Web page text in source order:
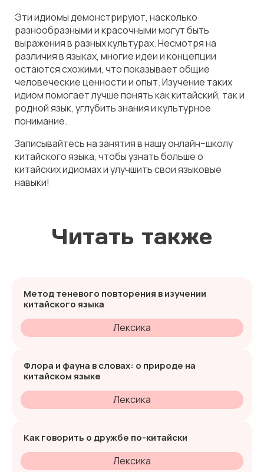
Эти идиомы демонстрируют, насколько
разнообразными и красочными могут быть
выражения в разных культурах. Несмотря на
различия в языках, многие идеи и концепции
остаются схожими, что показывает общие
человеческие ценности и опыт. Изучение таких
идиом помогает лучше понять как китайский, так и
родной язык, углубить знания и культурное
понимание.
Записывайтесь на занятия в нашу онлайн−школу
китайского языка, чтобы узнать больше о
китайских идиомах и улучшить свои языковые
навыки!
Читать также
Метод теневого повторения в изучении
китайского языка
Лексика
Флора и фауна в словах: о природе на
китайском языке
Лексика
Как говорить о дружбе по-китайски
Лексика